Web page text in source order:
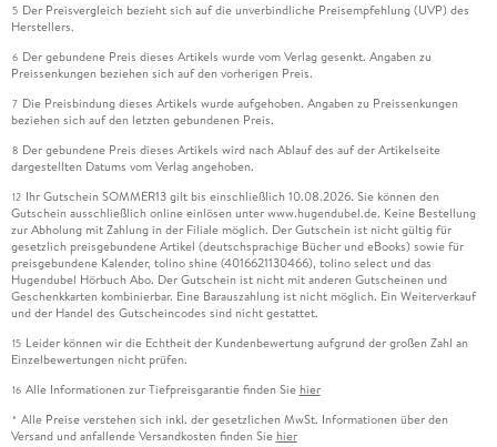
5 Der Preisvergleich bezieht sich auf die unverbindliche Preisempfehlung (UVP) des
Herstellers.
6 Der gebundene Preis dieses Artikels wurde vom Verlag gesenkt. Angaben zu
Preissenkungen beziehen sich auf den vorherigen Preis.
7 Die Preisbindung dieses Artikels wurde aufgehoben. Angaben zu Preissenkungen
beziehen sich auf den letzten gebundenen Preis.
8 Der gebundene Preis dieses Artikels wird nach Ablauf des auf der Artikelseite
dargestellten Datums vom Verlag angehoben.
12 Ihr Gutschein SOMMER13 gilt bis einschließlich 10.08.2026. Sie können den
Gutschein ausschließlich online einlösen unter www.hugendubel.de. Keine Bestellung
zur Abholung mit Zahlung in der Filiale möglich. Der Gutschein ist nicht gültig für
gesetzlich preisgebundene Artikel (deutschsprachige Bücher und eBooks) sowie für
preisgebundene Kalender, tolino shine (4016621130466), tolino select und das
Hugendubel Hörbuch Abo. Der Gutschein ist nicht mit anderen Gutscheinen und
Geschenkkarten kombinierbar. Eine Barauszahlung ist nicht möglich. Ein Weiterverkauf
und der Handel des Gutscheincodes sind nicht gestattet.
15 Leider können wir die Echtheit der Kundenbewertung aufgrund der großen Zahl an
Einzelbewertungen nicht prüfen.
16 Alle Informationen zur Tiefpreisgarantie finden Sie hier
* Alle Preise verstehen sich inkl. der gesetzlichen MwSt. Informationen über den
Versand und anfallende Versandkosten finden Sie hier